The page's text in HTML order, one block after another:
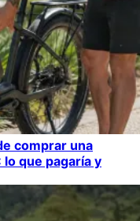
comprar una
que pagaría y